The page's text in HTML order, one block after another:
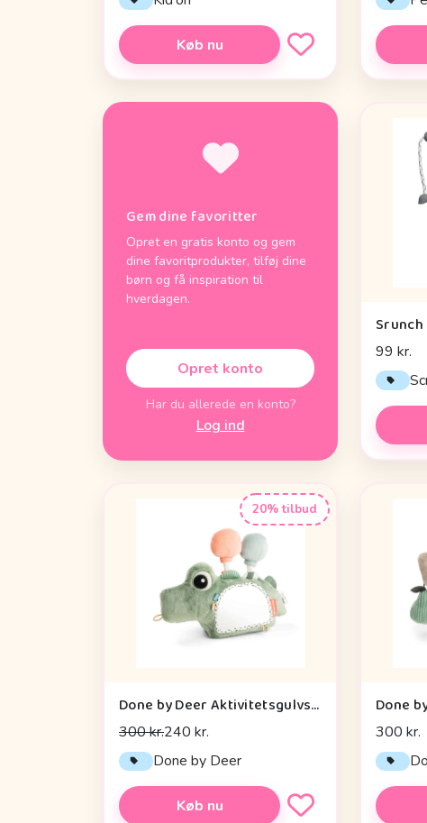
Køb nu
Gem dine favoritter
Opret en gratis konto og gem
dine favoritprodukter, tilføj dine
børn og få inspiration til
hverdagen.
Opret konto
Har du allerede en konto?
Log ind
99 kr.
20% tilbud
Done by Deer Aktivitetsgulvspejl - Croco - Grøn
300 kr.240 kr.
Done by Deer
Køb nu
300 kr.